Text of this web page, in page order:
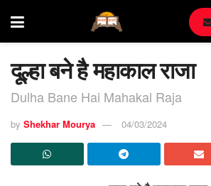
दूल्हा बने है महाकाल राजा
Dulha Bane Hai Mahakal Raja
by Shekhar Mourya 04/03/2024